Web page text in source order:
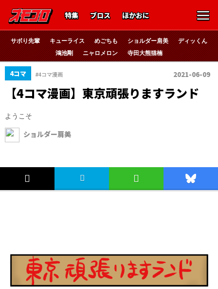
特集 ブロス ほかおに
サボり先輩 キューライス めごちも ショルダー肩美
ディッくん
鴻池剛
ニャロメロン 寺田大熊猫楠
4コマ #4コマ漫画 2021-06-09
【4コマ漫画】東京頑張りますランド
ようこそ
ショルダー肩美